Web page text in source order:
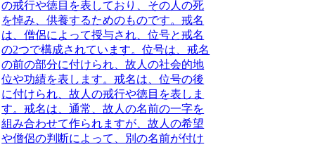
の戒行や徳目を表しており、 その人の死
を悼み、供養するためのものです。戒名
は、僧侶によって授与され、位号と戒名
の2つで構成されています。位号は、戒名
の前の部分に付けられ、故人の社会的地
位や功績を表します。戒名は、位号の後
に付けられ、故人の戒行や徳目を表しま
す。戒名は、通常、故人の名前の一字を
組み合わせて作られますが、故人の希望
や僧侶の判断によって、別の名前が付け